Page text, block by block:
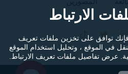
الارتباط
توافق على تخزين ملفات تعريف
في الموقع ، وتحليل استخدام الموقع
عرض تفاصيل ملفات تعريف الارتباط.